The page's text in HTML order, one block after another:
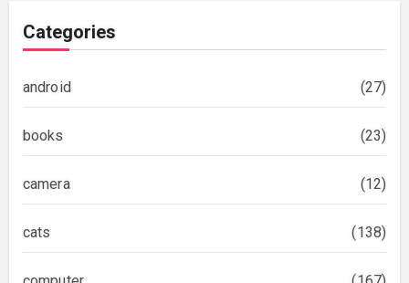
Categories
android (27)
books (23)
camera (12)
cats (138)